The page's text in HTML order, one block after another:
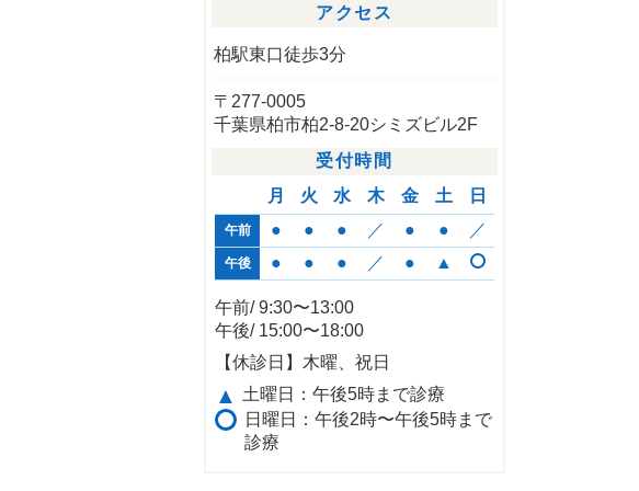
アクセス
柏駅東口徒歩3分
〒277-0005
千葉県柏市柏2-8-20シミズビル2F
受付時間
月
火 水 木 金 土 日
午前 ● ● ● ／ ● ● ／
午後 ● ● ● ／ ● ▲
午前/ 9:30〜13:00
午後/ 15:00〜18:00
【休診日】木曜、祝日
▲
土曜日：午後5時まで診療
日曜日：午後2時〜午後5時まで
診療